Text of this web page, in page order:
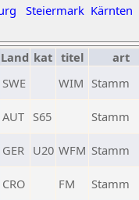
Steiermark Kärnten
Land kat titel art
SWE WIM Stamm
AUT S65 Stamm
GER U20 WFM Stamm
CRO FM Stamm